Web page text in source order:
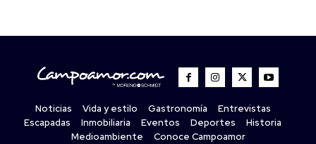
Noticias Vida y estilo Gastronomía
Entrevistas
Escapadas
Inmobiliaria Eventos Deportes
Historia
Medioambiente
Conoce Campoamor